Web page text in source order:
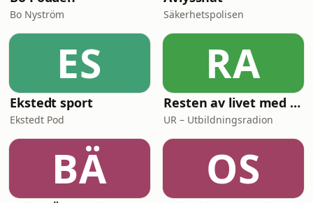
Bo Nyström Säkerhetspolisen
ES
Ekstedt sport
Ekstedt Pod
RA
Resten av livet med Mark Levengood
UR – Utbildningsradion
BÄ OS